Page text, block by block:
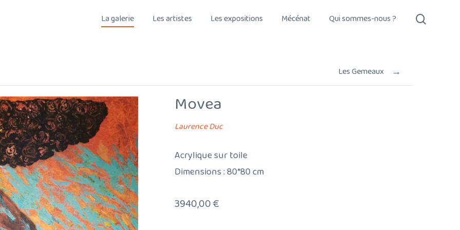
La galerie Les artistes Les expositions Mécénat Qui sommes-nous ?
Les Gemeaux →
Movea
Laurence Duc
Acrylique sur toile
Dimensions : 80*80 cm
3940,00€